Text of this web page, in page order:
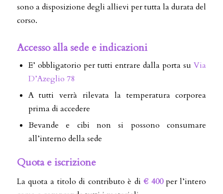
sono a disposizione degli allievi per tutta la durata del
corso.
Accesso alla sede e indicazioni
E’ obbligatorio per tutti entrare dalla porta suVia
D’Azeglio 78
A tutti verrà rilevata la temperatura corporea
prima di accedere
Bevande e cibi non si possono consumare
all’interno della sede
Quota e iscrizione
La quota a titolo di contributo è di€ 400per l’intero